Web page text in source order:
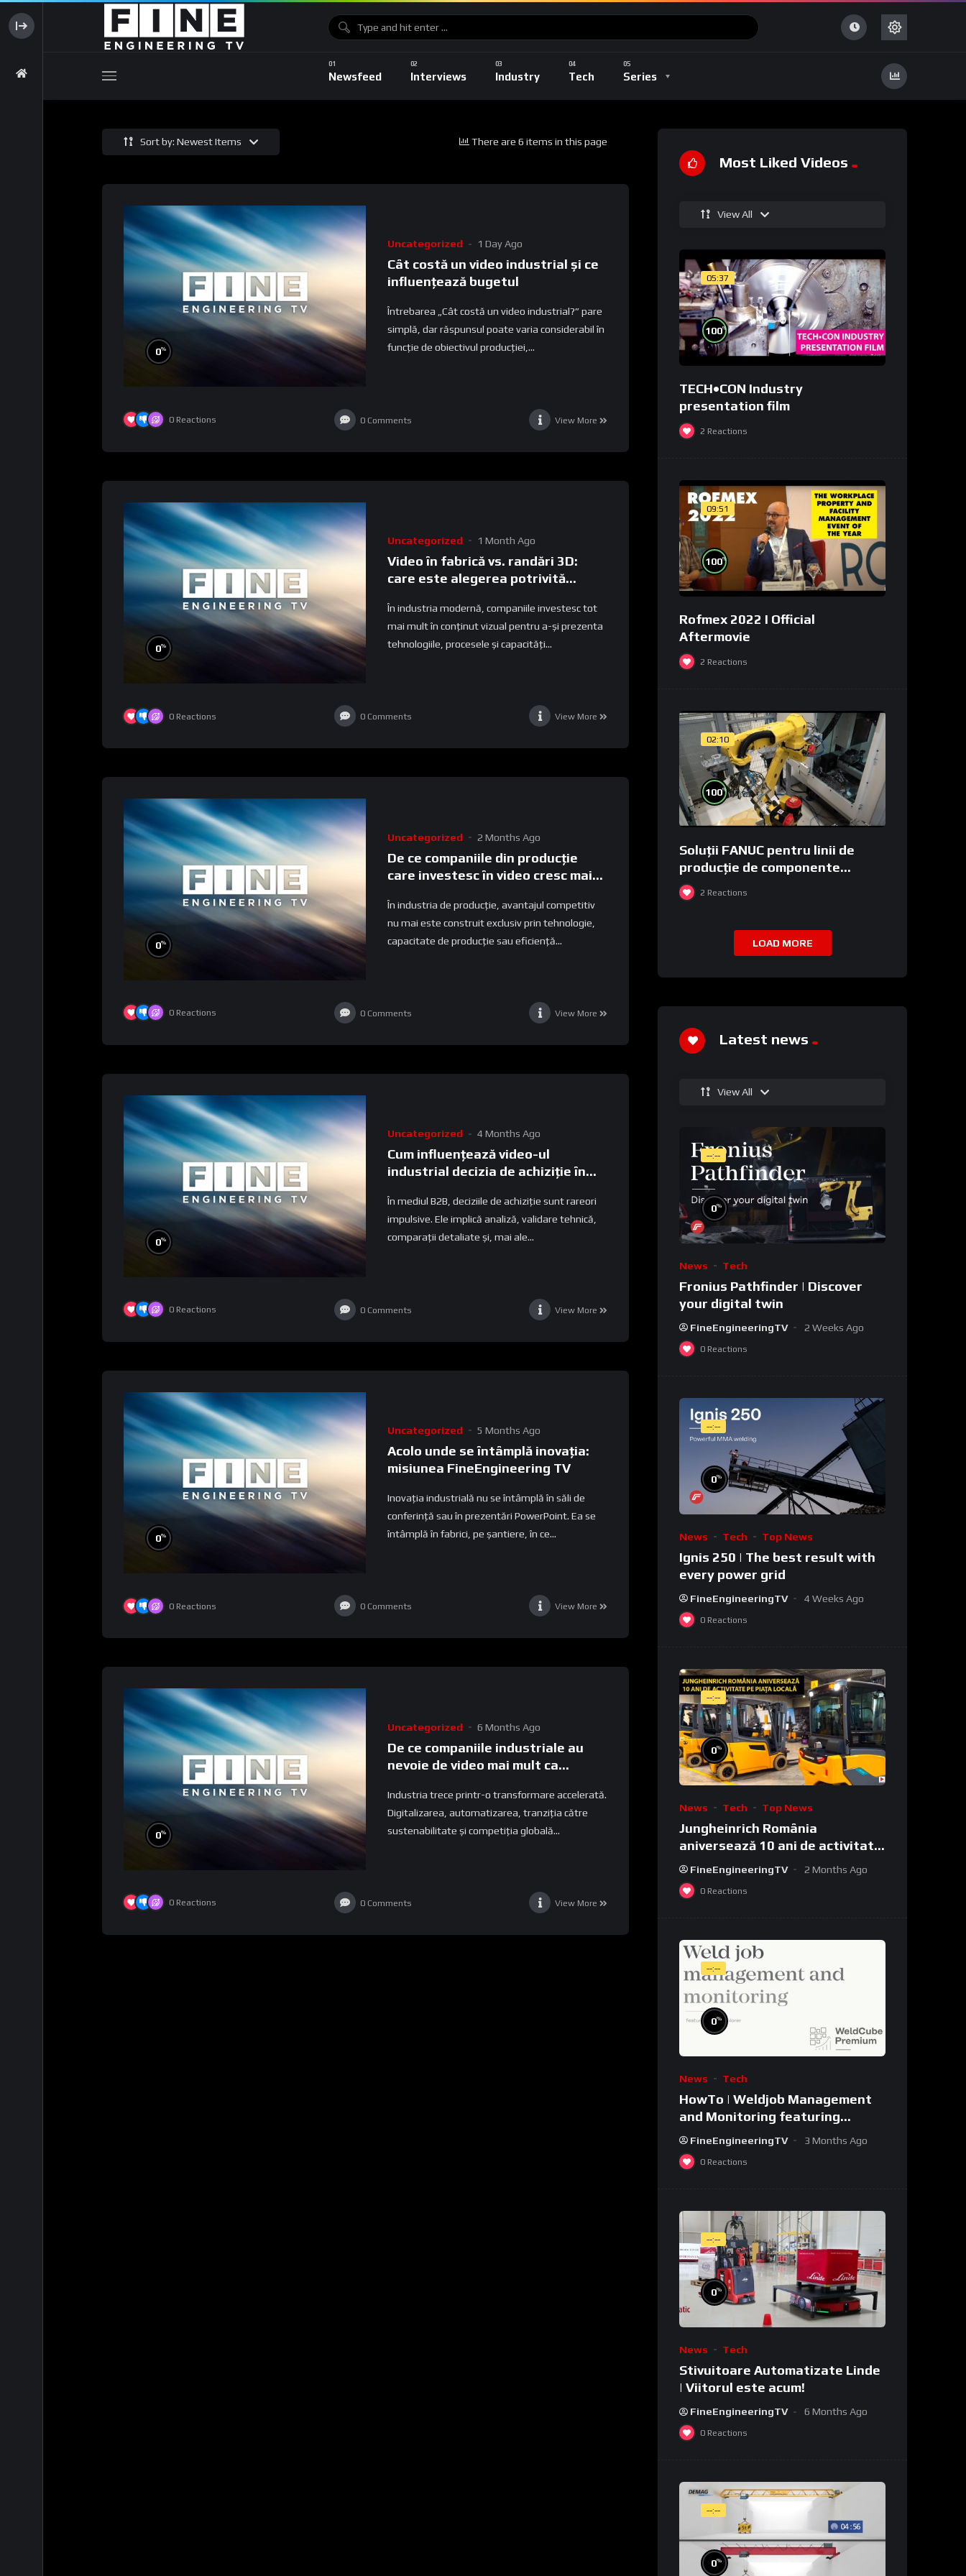
Newsfeed Interviews Industry Tech Series
Sort by: Newest Items There are 6 items in this page
0%
Uncategorized 1 Day Ago
Cât costă un video industrial și ce
influențează bugetul
Întrebarea „Cât costă un video industrial?” pare
simplă, dar răspunsul poate varia considerabil în
funcție de obiectivul producției,...
0 Reactions 0 Comments View More
0%
Uncategorized 1 Month Ago
Video în fabrică vs. randări 3D:
care este alegerea potrivită
În industria modernă, companiile investesc tot
mai mult în conținut vizual pentru a-și prezenta
tehnologiile, procesele și capacități...
0 Reactions 0 Comments View More
0%
Uncategorized 2 Months Ago
De ce companiile din producție
care investesc în video cresc mai
În industria de producție, avantajul competitiv
nu mai este construit exclusiv prin tehnologie,
capacitate de producție sau eficiență...
0 Reactions 0 Comments View More
0%
Uncategorized 4 Months Ago
Cum influențează video-ul
industrial decizia de achiziție în
În mediul B2B, deciziile de achiziție sunt rareori
impulsive. Ele implică analiză, validare tehnică,
comparații detaliate și, mai ale...
0 Reactions 0 Comments View More
0%
Uncategorized 5 Months Ago
Acolo unde se întâmplă inovația:
misiunea FineEngineering TV
Inovația industrială nu se întâmplă în săli de
conferință sau în prezentări PowerPoint. Ea se
întâmplă în fabrici, pe șantiere, în ce...
0 Reactions 0 Comments View More
0%
Uncategorized 6 Months Ago
De ce companiile industriale au
nevoie de video mai mult ca
Industria trece printr-o transformare accelerată.
Digitalizarea, automatizarea, tranziția către
sustenabilitate și competiția globală...
0 Reactions 0 Comments View More
Most Liked Videos
View All
05:37
100%
TECH•CON Industry
presentation film
2 Reactions
09:51
100%
Rofmex 2022 I Official
Aftermovie
2 Reactions
02:10
100%
Soluții FANUC pentru linii de
producție de componente
medicale și de laborator
2 Reactions
LOAD MORE
Latest news
View All
--:--
0%
News Tech
Fronius Pathfinder | Discover
your digital twin
FineEngineeringTV 2 Weeks Ago
0 Reactions
--:--
0%
News Tech Top News
Ignis 250 | The best result with
every power grid
FineEngineeringTV 4 Weeks Ago
0 Reactions
--:--
0%
News Tech Top News
Jungheinrich România
aniversează 10 ani de activitate
pe piața locală
FineEngineeringTV 2 Months Ago
0 Reactions
--:--
0%
News Tech
HowTo | Weldjob Management
and Monitoring featuring
JobExplorer in WeldCube
Premium
FineEngineeringTV 3 Months Ago
0 Reactions
--:--
0%
News Tech
Stivuitoare Automatizate Linde
| Viitorul este acum!
FineEngineeringTV 6 Months Ago
0 Reactions
--:--
0%